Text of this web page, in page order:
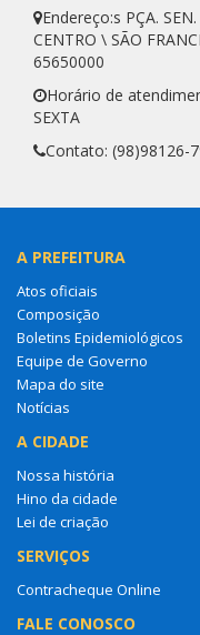
Endereço:s PÇA.
CENTRO \ SÃO
65650000
Horário de
SEXTA
Contato: (98)98126-
A PREFEITURA
Atos oficiais
Composição
Boletins Epidemiológicos
Equipe de Governo
Mapa do site
Notícias
A CIDADE
Nossa história
Hino da cidade
Lei de criação
SERVIÇOS
Contracheque Online
FALE CONOSCO